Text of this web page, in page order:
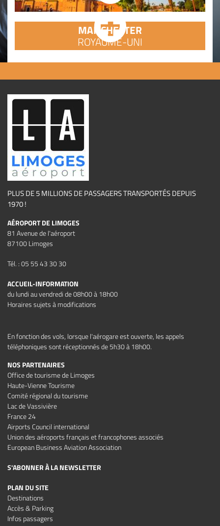
MANCHESTER
ROYAUME-UNI
PLUS DE 5 MILLIONS DE PASSAGERS TRANSPORTÉS DEPUIS
1970 !
AÉROPORT DE LIMOGES
81 Avenue de l'aéroport
87100 Limoges
Tél. : 05 55 43 30 30
ACCUEIL-INFORMATION
du lundi au vendredi de 08h00 à 18h00
Horaires sujets à modifications
En fonction des vols, lorsque l'aérogare est ouverte, les appels
téléphoniques sont réceptionnés de 5h30 à 18h00.
NOS PARTENAIRES
Office de tourisme de Limoges
Haute-Vienne Tourisme
Comité régional du tourisme
Lac de Vassivière
France 24
Airports Council international
Union des aéroports français et francophones associés
European Business Aviation Association
S'ABONNER À LA NEWSLETTER
PLAN DU SITE
Destinations
Accès & Parking
Infos passagers